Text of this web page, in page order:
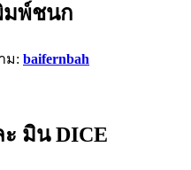
มพ์ชนก
ม: baifernbah
ะ มิน DICE